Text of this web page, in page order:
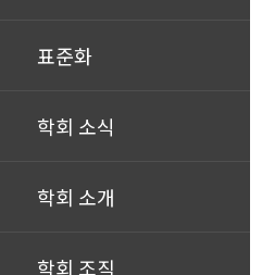
표준화
학회 소식
학회 소개
학회 조직